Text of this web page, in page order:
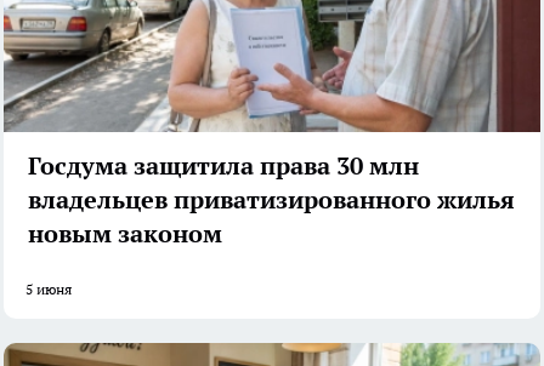
Госдума защитила права 30 млн
владельцев приватизированного жилья
новым законом
5 июня